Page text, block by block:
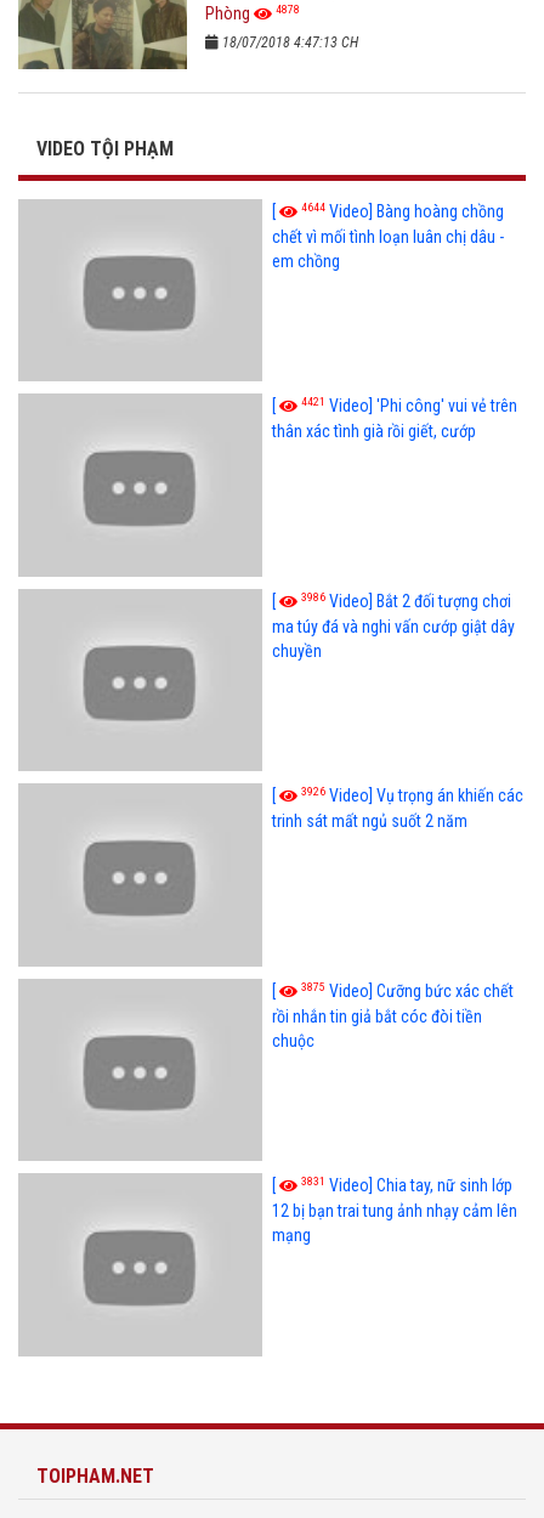
Phòng
4878
18/07/2018 4:47:13 CH
VIDEO TỘI PHẠM
[ 4644 Video] Bàng hoàng chồng
chết vì mối tình loạn luân chị dâu -
em chồng
[ 4421 Video] 'Phi công' vui vẻ trên
thân xác tình già rồi giết, cướp
[ 3986 Video] Bắt 2 đối tượng chơi
ma túy đá và nghi vấn cướp giật dây
chuyền
[ 3926 Video] Vụ trọng án khiến các
trinh sát mất ngủ suốt 2 năm
[ 3875 Video] Cưỡng bức xác chết
rồi nhắn tin giả bắt cóc đòi tiền
chuộc
[ 3831 Video] Chia tay, nữ sinh lớp
12 bị bạn trai tung ảnh nhạy cảm lên
mạng
TOIPHAM.NET